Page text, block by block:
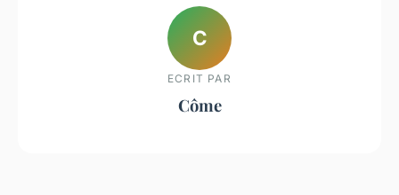
C
ECRIT PAR
Côme